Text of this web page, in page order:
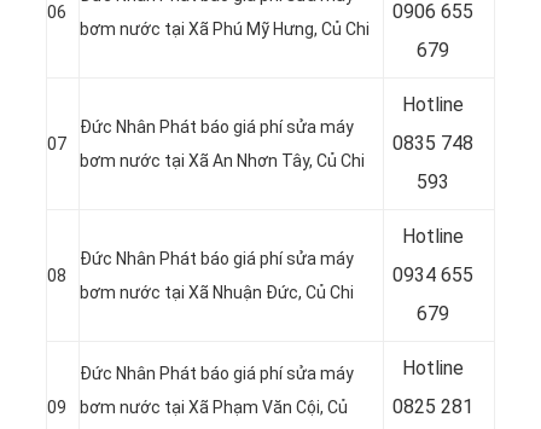
06
bơm nước tại Xã Phú Mỹ Hưng, Củ Chi
0906 655
679
07
Đức Nhân Phát báo giá phí sửa máy
bơm nước tại Xã An Nhơn Tây, Củ Chi
Hotline
0835 748
593
08
Đức Nhân Phát báo giá phí sửa máy
bơm nước tại Xã Nhuận Đức, Củ Chi
Hotline
0934 655
679
09
Đức Nhân Phát báo giá phí sửa máy
bơm nước tại Xã Phạm Văn Cội, Củ
Hotline
0825 281